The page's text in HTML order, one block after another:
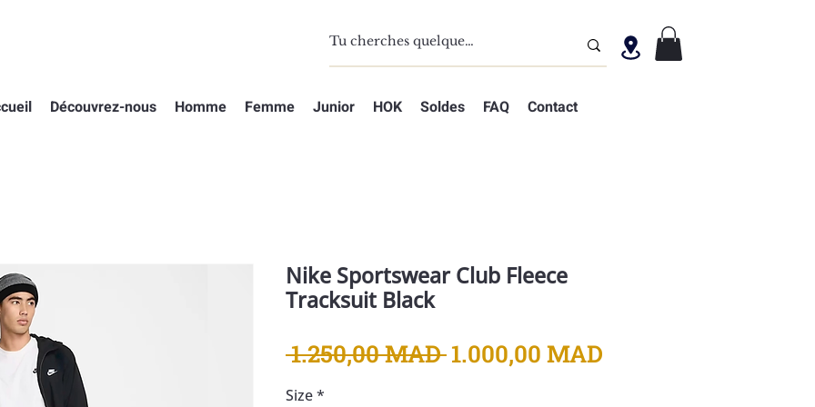
Découvrez-nous Homme Femme Junior HOK Soldes FAQ Contact
Nike Sportswear Club Fleece
Tracksuit Black
1.250,00 MAD Prix
1.000,00 MAD
Size*